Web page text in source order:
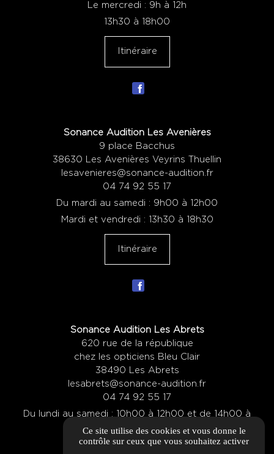
Le mercredi : 9h à 12h
13h30 à 18h00
Itinéraire
Sonance Audition Les Avenières
9 place Bacchus
38630 Les Avenières Veyrins Thuellin
lesavenieres@sonance-audition.fr
04 74 92 55 17
Du mardi au samedi : 9h00 à 12h00
Mardi et vendredi : 13h30 à 18h30
Itinéraire
Sonance Audition Les Abrets
620 rue de la république
chez les opticiens Bleu Clair
38490 Les Abrets
lesabrets@sonance-audition.fr
04 74 92 55 17
Du lundi au samedi : 10h00 à 12h00 et de 14h00 à
19h00
Ce site utilise des cookies et vous donne le
contrôle sur ceux que vous souhaitez activer